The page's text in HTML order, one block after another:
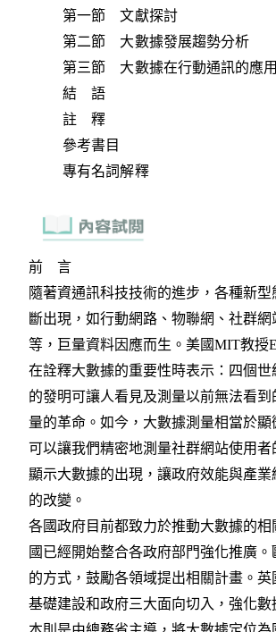
第一節 文獻探討
第二節 大數據發展趨勢分析
第三節 大數據在行動通訊的應用
結 語
註 釋
參考書目
專有名詞解釋